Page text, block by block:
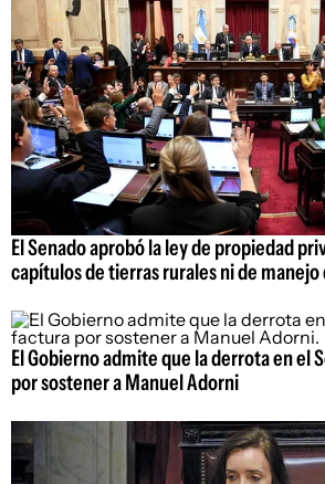
El Senado aprobó la ley de propiedad
capítulos de tierras rurales ni de
El Gobierno admite que la derrota en el
por sostener a Manuel Adorni